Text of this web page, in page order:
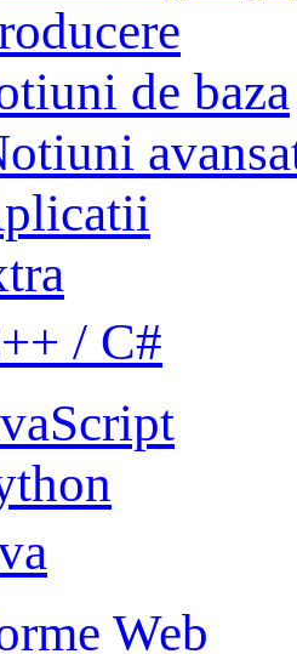
de baza
/ C#
Web